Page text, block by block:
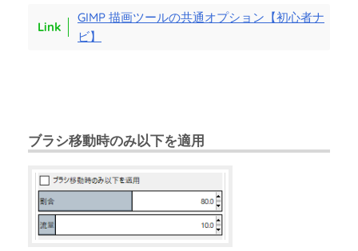
GIMP 描画ツールの共通オプション【初心者ナ
ビ】
ブラシ移動時のみ以下を適用